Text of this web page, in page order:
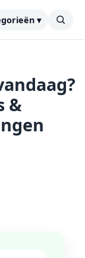
▾
&